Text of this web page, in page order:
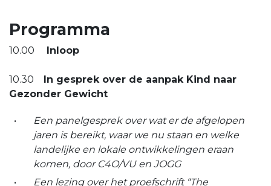
Programma
10.00 Inloop
10.30
In gesprek over de aanpak Kind naar
Gezonder Gewicht
Een panelgesprek over wat er de afgelopen
jaren is bereikt, waar we nu staan en welke
landelijke en lokale ontwikkelingen eraan
komen, door C4O/VU en JOGG
Een lezing over het proefschrift “The